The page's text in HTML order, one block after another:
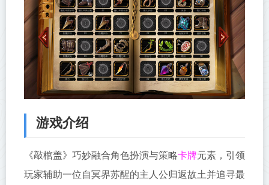
游戏介绍
《敲棺盖》巧妙融合角色扮演与策略卡牌元素，引领
玩家辅助一位自冥界苏醒的主人公归返故土并追寻最